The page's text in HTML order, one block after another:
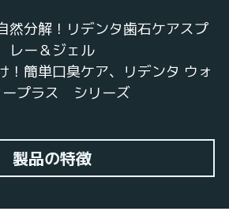
然分解！リデンタ歯石ケアスプ
レー＆ジェル
！簡単口臭ケア、リデンタ ウォ
プラス　シリーズ
製品の特徴